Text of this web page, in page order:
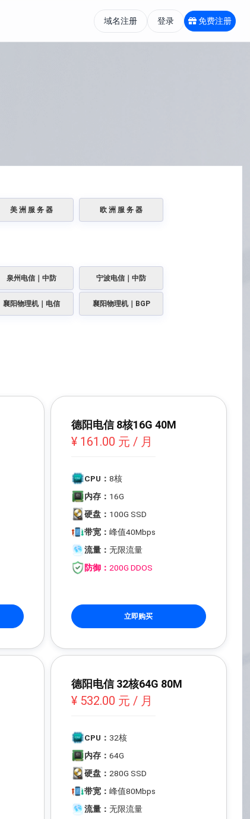
域名注册 登录 免费注册
美 洲 服 务 器 欧 洲 服 务 器
泉州电信｜中防 宁波电信｜中防
襄阳物理机｜电信 襄阳物理机｜BGP
德阳电信 8核16G 40M
¥ 161.00 元 / 月
CPU： 8核
内存： 16G
硬盘： 100G SSD
带宽： 峰值40Mbps
流量： 无限流量
防御： 200G DDOS
立即购买
德阳电信 32核64G 80M
¥ 532.00 元 / 月
CPU： 32核
内存： 64G
硬盘： 280G SSD
带宽： 峰值80Mbps
流量： 无限流量